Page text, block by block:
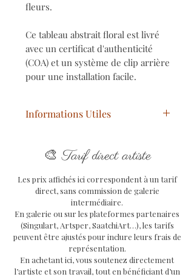
fleurs.
Ce tableau abstrait floral est livré
avec un certificat d'authenticité
(COA) et un système de clip arrière
pour une installation facile.
Informations Utiles
Année: 2024
: Mixtes
Support: toile sur châssis en
bois avec système d'attache à
l'arrière
Dimensions oeuvre: 30/30 cm
Oeuvre unique signée, avec COA
signé de l'artiste Priscilla
Vettese et facture.
🎨 Tarif direct artiste
Les prix affichés ici correspondent à un tarif
direct, sans commission de galerie
intermédiaire.
En galerie ou sur les plateformes partenaires
(Singulart, Artsper, SaatchiArt…), les tarifs
peuvent être ajustés pour inclure leurs frais de
représentation.
En achetant ici, vous soutenez directement
l’artiste et son travail, tout en bénéficiant d’un